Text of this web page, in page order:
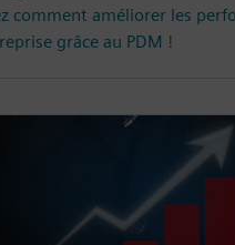
comment améliorer les
grâce au PDM !